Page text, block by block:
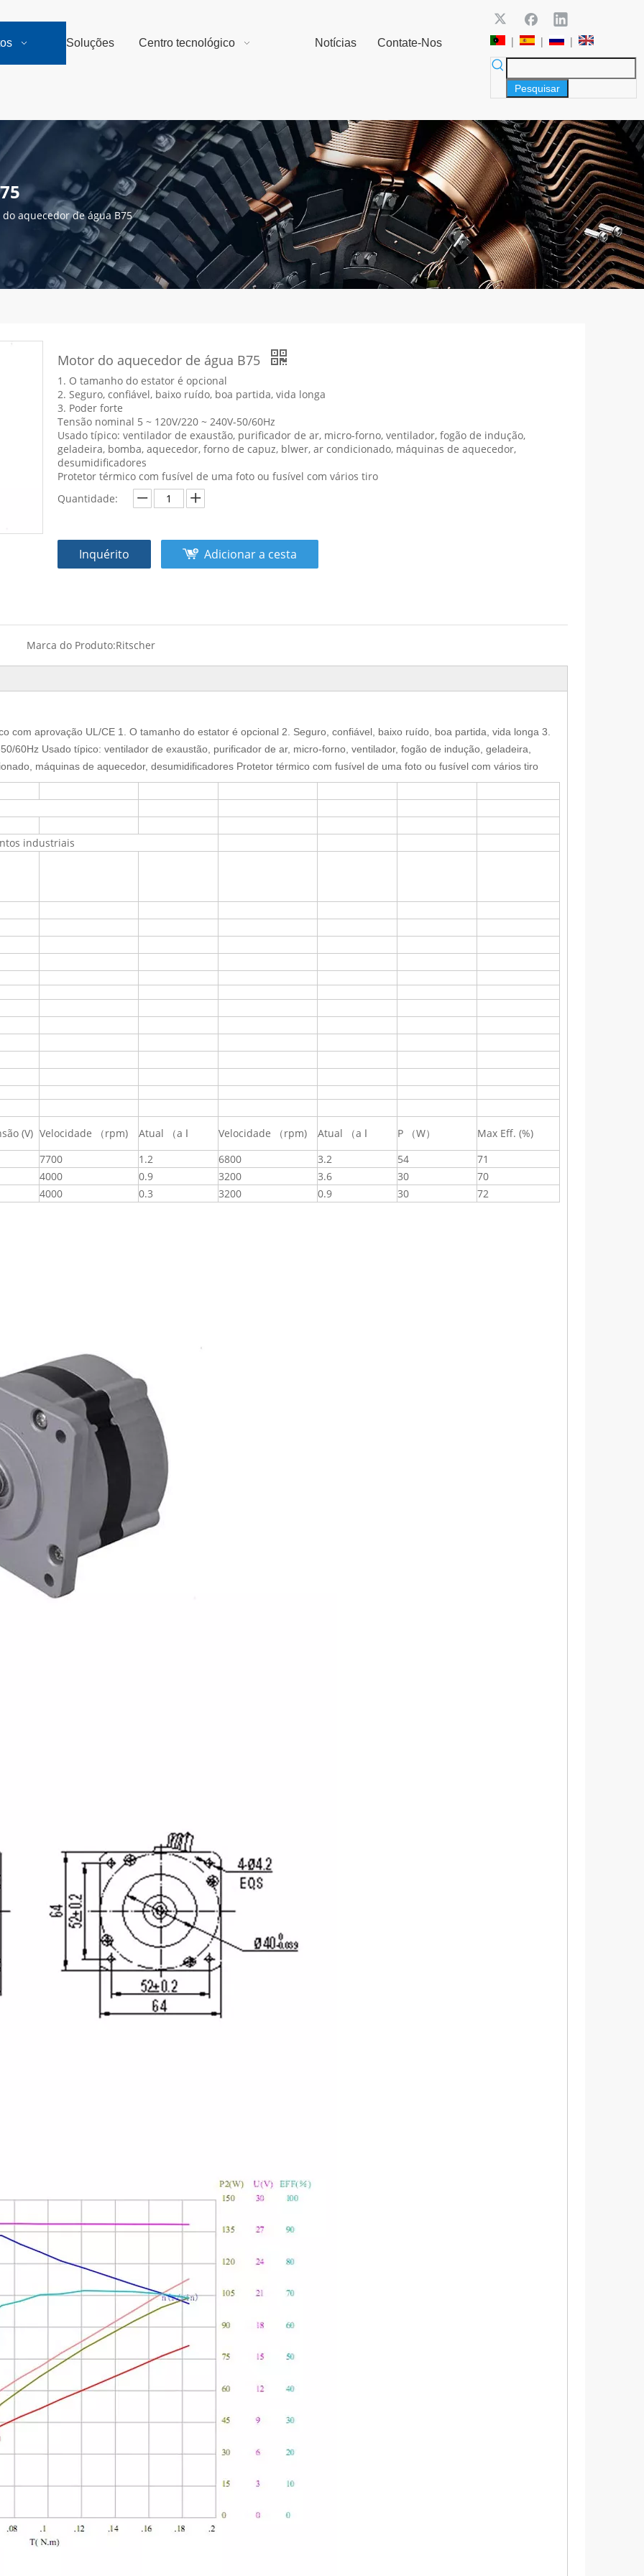
Soluções Centro tecnológico Notícias Contate-Nos | | |
Pesquisar
aquecedor de água B75
Motor do aquecedor de água B75
1. O tamanho do estator é opcional
2. Seguro, confiável, baixo ruído, boa partida, vida longa
3. Poder forte
Tensão nominal 5 ~ 120V/220 ~ 240V-50/60Hz
Usado típico: ventilador de exaustão, purificador de ar, micro-forno, ventilador, fogão de indução,
geladeira, bomba, aquecedor, forno de capuz, blwer, ar condicionado, máquinas de aquecedor,
desumidificadores
Protetor térmico com fusível de uma foto ou fusível com vários tiro
Quantidade:
Inquérito Adicionar a cesta
Marca do Produto:Ritscher
com aprovação UL/CE 1. O tamanho do estator é opcional 2. Seguro, confiável, baixo ruído, boa partida, vida longa 3.
60Hz Usado típico: ventilador de exaustão, purificador de ar, micro-forno, ventilador, fogão de indução, geladeira,
máquinas de aquecedor, desumidificadores Protetor térmico com fusível de uma foto ou fusível com vários tiro
industriais
(V) Velocidade （rpm) Atual （a ا Velocidade （rpm) Atual （a ا P （W）
Max Eff. (%)
7700 1.2 6800 3.2 54
71
4000 0.9 3200 3.6 30
70
4000 0.3 3200 0.9 30 72